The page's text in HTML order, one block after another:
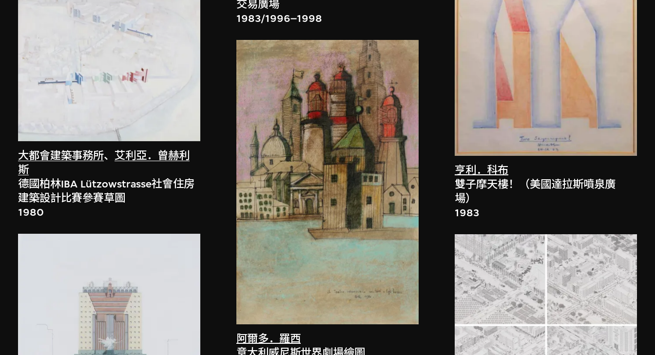
大都會建築事務所、艾利亞．曾赫利
斯
德國柏林IBA Lützowstrasse社會住房
建築設計比賽參賽草圖
1980
交易廣場
1983/1996–1998
阿爾多．羅西
亨利．科布
雙子摩天樓！（美國達拉斯噴泉廣
場）
1983